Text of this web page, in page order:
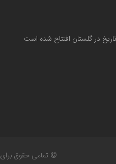
در گلستان افتتاح شده است
© تمامی حقوق برای